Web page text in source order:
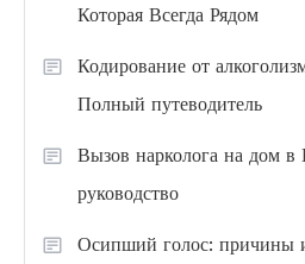
Которая Всегда Рядом
Кодирование от
Полный путеводитель
Вызов нарколога на дом в
руководство
Осипший голос: причины